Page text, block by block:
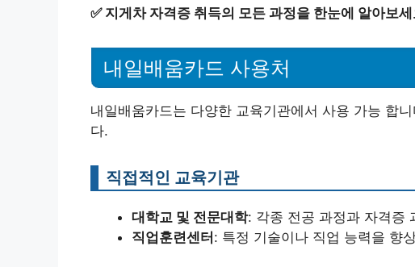
✅ 지게차 자격증 취득의 모든 과정을 한눈에 알아보
내일배움카드 사용처
내일배움카드는 다양한 교육기관에서 사용 가능 합
다.
직접적인 교육기관
대학교 및 전문대학: 각종 전공 과정과 자격증
직업훈련센터: 특정 기술이나 직업 능력을 향